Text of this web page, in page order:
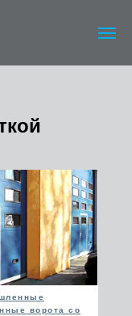
ворота со